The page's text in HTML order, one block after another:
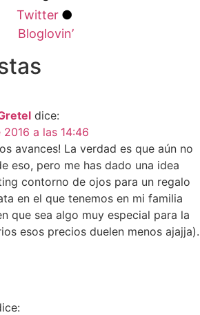
Twitter ●
Bloglovin’
dice:
a las 14:46
avances! La verdad es que aún no
eso, pero me has dado una idea
contorno de ojos para un regalo
en el que tenemos en mi familia
que sea algo muy especial para la
esos precios duelen menos ajajja).